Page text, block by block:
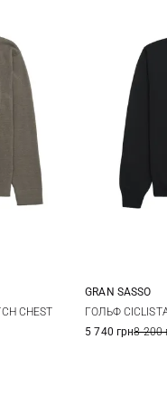
XXL
CHEST
46 48
GRAN SASSO
ГОЛЬФ
5 740 грн8 200